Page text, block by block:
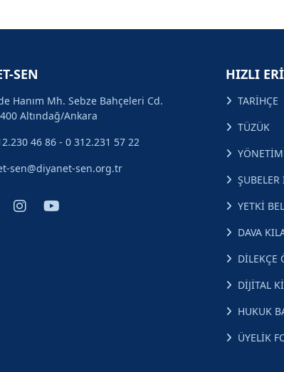
SEN
Hanım Mh. Sebze Bahçeleri Cd.
Altındağ/Ankara
46 86 - 0 312.231 57 22
sen@diyanet-sen.org.tr
HIZLI
TARİHÇE
TÜZÜK
YETKİ
DAVA
DİLEKÇE
DİJİTAL
HUKUK
ÜYELİK